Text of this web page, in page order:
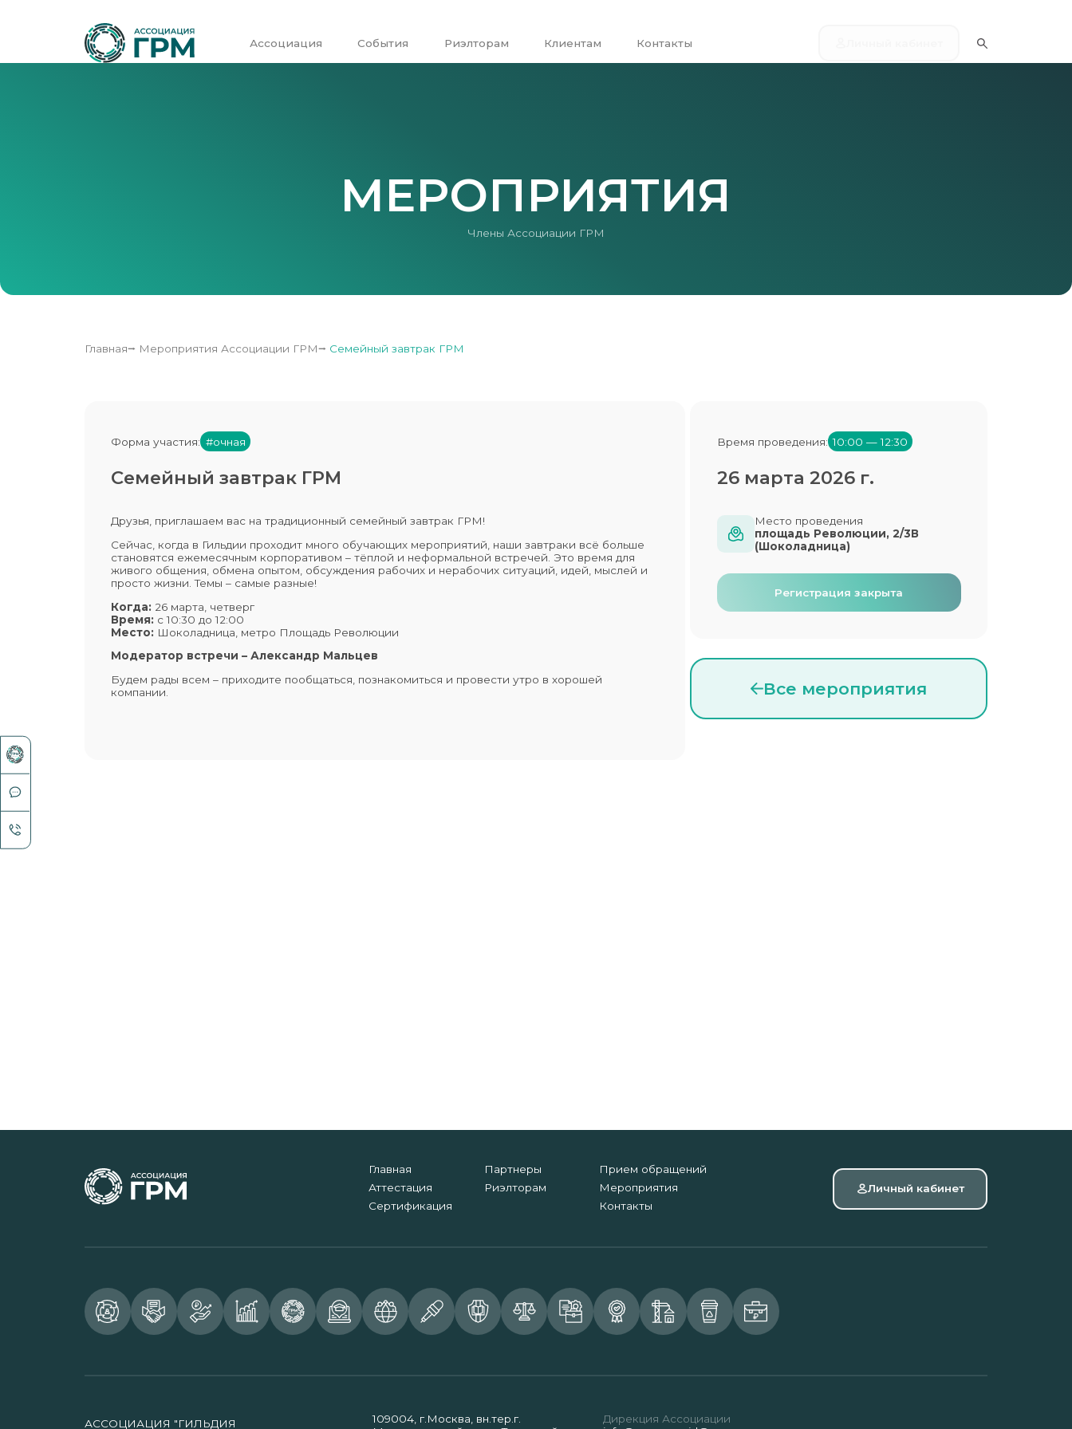
Ассоциация События Риэлторам Клиентам Контакты
МЕРОПРИЯТИЯ
Члены Ассоциации ГРМ
Главная⭢ Мероприятия Ассоциации ГРМ⭢ Семейный завтрак ГРМ
Форма участия: #очная
Семейный завтрак ГРМ
Друзья, приглашаем вас на традиционный семейный завтрак ГРМ!
Сейчас, когда в Гильдии проходит много обучающих мероприятий, наши завтраки всё больше
становятся ежемесячным корпоративом – тёплой и неформальной встречей. Это время для
живого общения, обмена опытом, обсуждения рабочих и нерабочих ситуаций, идей, мыслей и
просто жизни. Темы – самые разные!
Когда: 26 марта, четверг
Время: с 10:30 до 12:00
Место: Шоколадница, метро Площадь Революции
Модератор встречи – Александр Мальцев
Будем рады всем – приходите пообщаться, познакомиться и провести утро в хорошей
компании.
Время проведения: 10:00 — 12:30
26 марта 2026 г.
Место проведения
площадь Революции, 2/3В
(Шоколадница)
Регистрация закрыта
Все мероприятия
Главная
Аттестация
Сертификация
Партнеры
Риэлторам
Прием обращений
Мероприятия
Контакты
Личный кабинет
АССОЦИАЦИЯ "ГИЛЬДИЯ
109004, г.Москва, вн.тер.г.
Дирекция Ассоциации